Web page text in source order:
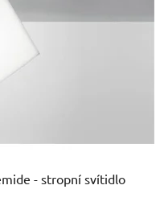
- stropní svítidlo